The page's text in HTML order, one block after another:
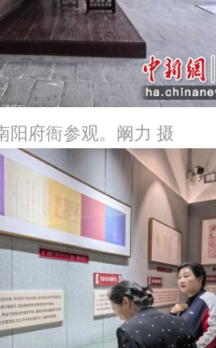
阳府衙参观。阚力 摄